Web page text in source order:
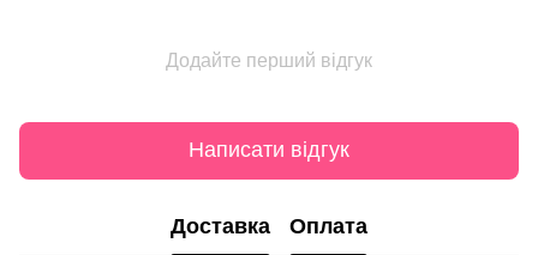
Додайте перший відгук
Написати відгук
Доставка Оплата